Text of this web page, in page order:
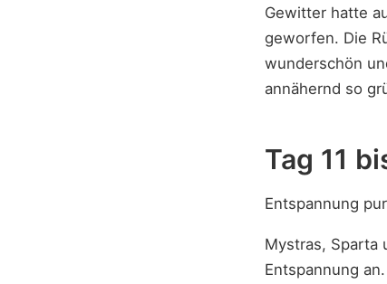
Gewitter hatte
geworfen. Die
wunderschön
annähernd so
Tag 11
Entspannung pur
Mystras, Sparta
Entspannung